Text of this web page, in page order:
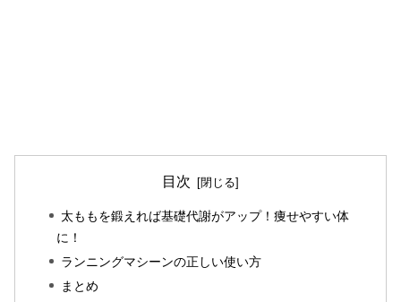
目次
太ももを鍛えれば基礎代謝がアップ！痩せやすい体
に！
ランニングマシーンの正しい使い方
まとめ